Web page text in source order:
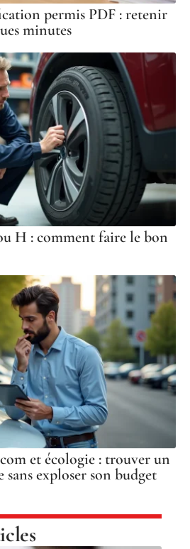
permis PDF : retenir
minutes
H : comment faire le bon
et écologie : trouver un
exploser son budget